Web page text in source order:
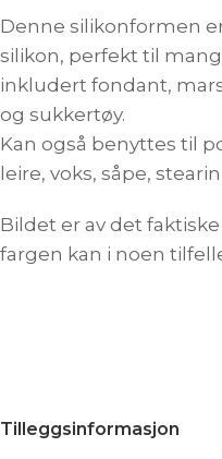
Denne silikonformen
silikon, perfekt til
inkludert fondant,
og sukkertøy.
Kan også benyttes til
leire, voks, såpe,
Bildet er av det
fargen kan i noen
Tilleggsinformasjon